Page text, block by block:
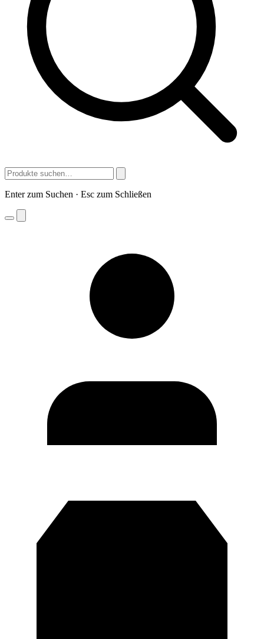
Enter zum Suchen · Esc zum Schließen